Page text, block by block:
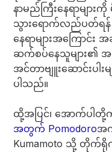
နာမည်ကြီးနေရာမျာ
သွားရောက်လည်ပတ်ရန်
နေရာများအကြောင်
ဆက်စပ်နေသူများ၏ အ
အင်တာဗျူးဆောင်းပါ
ပါသည်။
ထို့အပြင်၊ အောက်ပါ
အတွက် Pomodoroအ
Kumamoto သို့ တိုက်